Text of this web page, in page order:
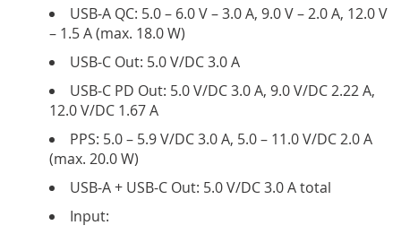
USB-A QC: 5.0 – 6.0 V – 3.0 A, 9.0 V – 2.0 A, 12.0 V
– 1.5 A (max. 18.0 W)
USB-C Out: 5.0 V/DC 3.0 A
USB-C PD Out: 5.0 V/DC 3.0 A, 9.0 V/DC 2.22 A,
12.0 V/DC 1.67 A
PPS: 5.0 – 5.9 V/DC 3.0 A, 5.0 – 11.0 V/DC 2.0 A
(max. 20.0 W)
USB-A + USB-C Out: 5.0 V/DC 3.0 A total
Input: